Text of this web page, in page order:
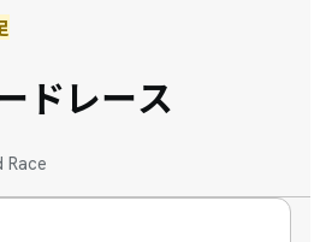
ドレース
Race